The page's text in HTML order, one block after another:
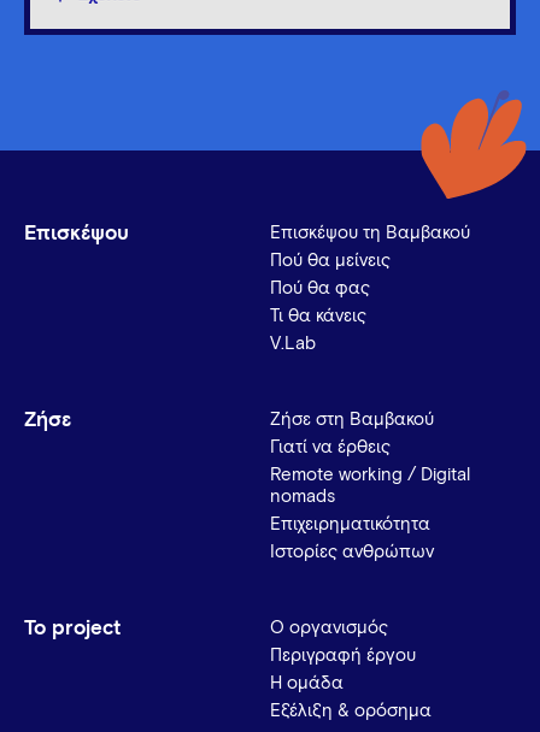
Επισκέψου
Επισκέψου τη Βαμβακού
Πού θα μείνεις
Πού θα φας
Τι θα κάνεις
V.Lab
Ζήσε
Ζήσε στη Βαμβακού
Γιατί να έρθεις
Remote working / Digital
nomads
Επιχειρηματικότητα
Ιστορίες ανθρώπων
Το project
Ο οργανισμός
Περιγραφή έργου
Η ομάδα
Εξέλιξη & ορόσημα